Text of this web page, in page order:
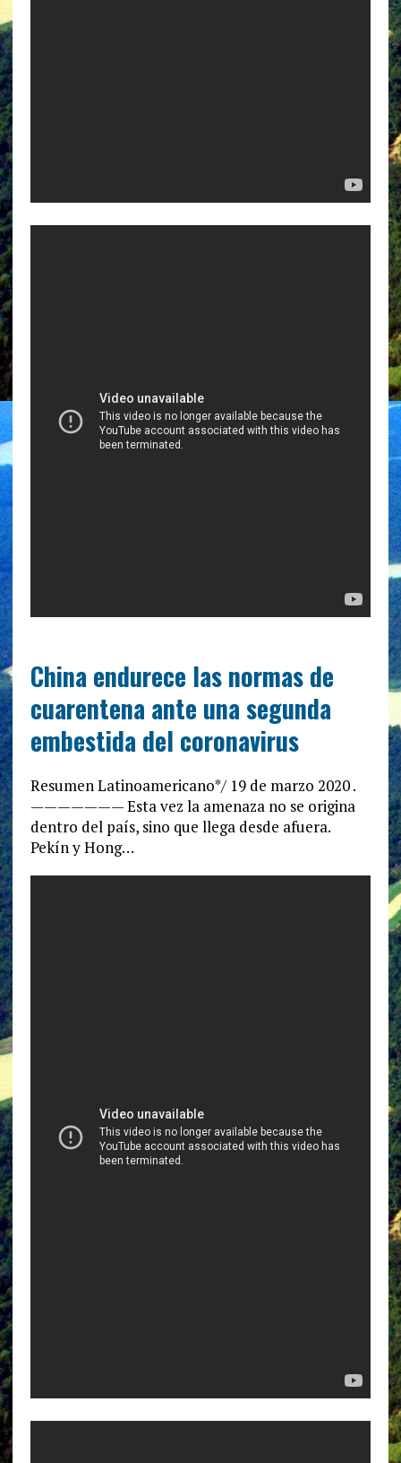
China endurece las normas de
cuarentena ante una segunda
embestida del coronavirus
Resumen Latinoamericano*/ 19 de marzo 2020 .
——————— Esta vez la amenaza no se origina
dentro del país, sino que llega desde afuera.
Pekín y Hong…